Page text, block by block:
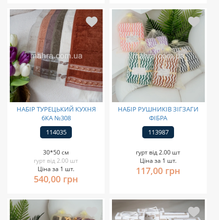
НАБІР ТУРЕЦЬКИЙ КУХНЯ
6КА №308
114035
30*50 см
гурт від 2.00 шт
Ціна за 1 шт.
540,00 грн
НАБІР РУШНИКІВ ЗІГЗАГИ
ФІБРА
113987
гурт від 2.00 шт
Ціна за 1 шт.
117,00 грн